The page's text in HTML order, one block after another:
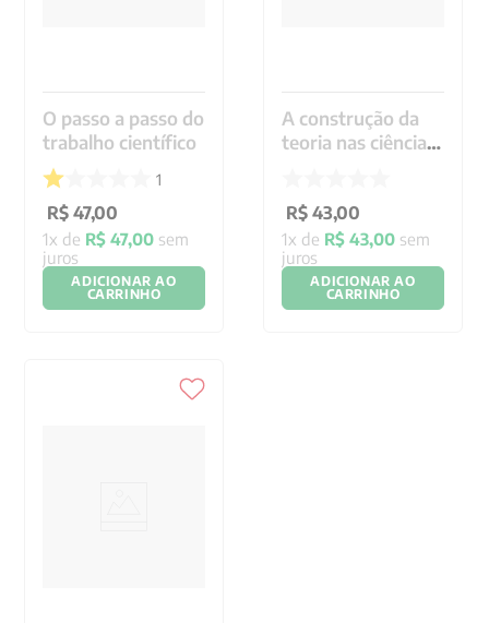
O passo a passo do
trabalho científico
1
R$ 47,00
1x de R$ 47,00 sem
juros
ADICIONAR AO
CARRINHO
A construção da
teoria nas ciências
R$ 43,00
1x de R$ 43,00 sem
juros
ADICIONAR AO
CARRINHO